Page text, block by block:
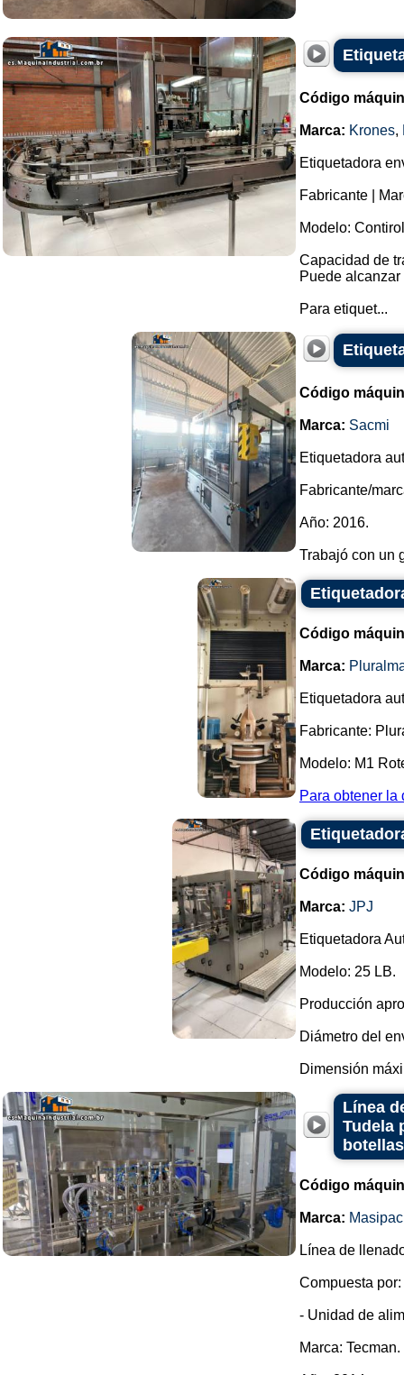
Código
Marca: Krones,
Etiquetadora
Fabricante |
Modelo:
Capacidad de
Puede
Para etiquet...
Código
Marca: Sacmi
Etiquetadora
Fabricante/
Año: 2016.
Trabajó con un
Código
Marca:
Etiquetadora
Fabricante:
Modelo: M1
Para obtener la
Código
Marca: JPJ
Etiquetadora
Modelo: 25 LB.
Producción
Diámetro del
Dimensión
Línea
Tudela
Código
Marca:
Línea de
Compuesta por:
- Unidad de
Marca: Tecman.